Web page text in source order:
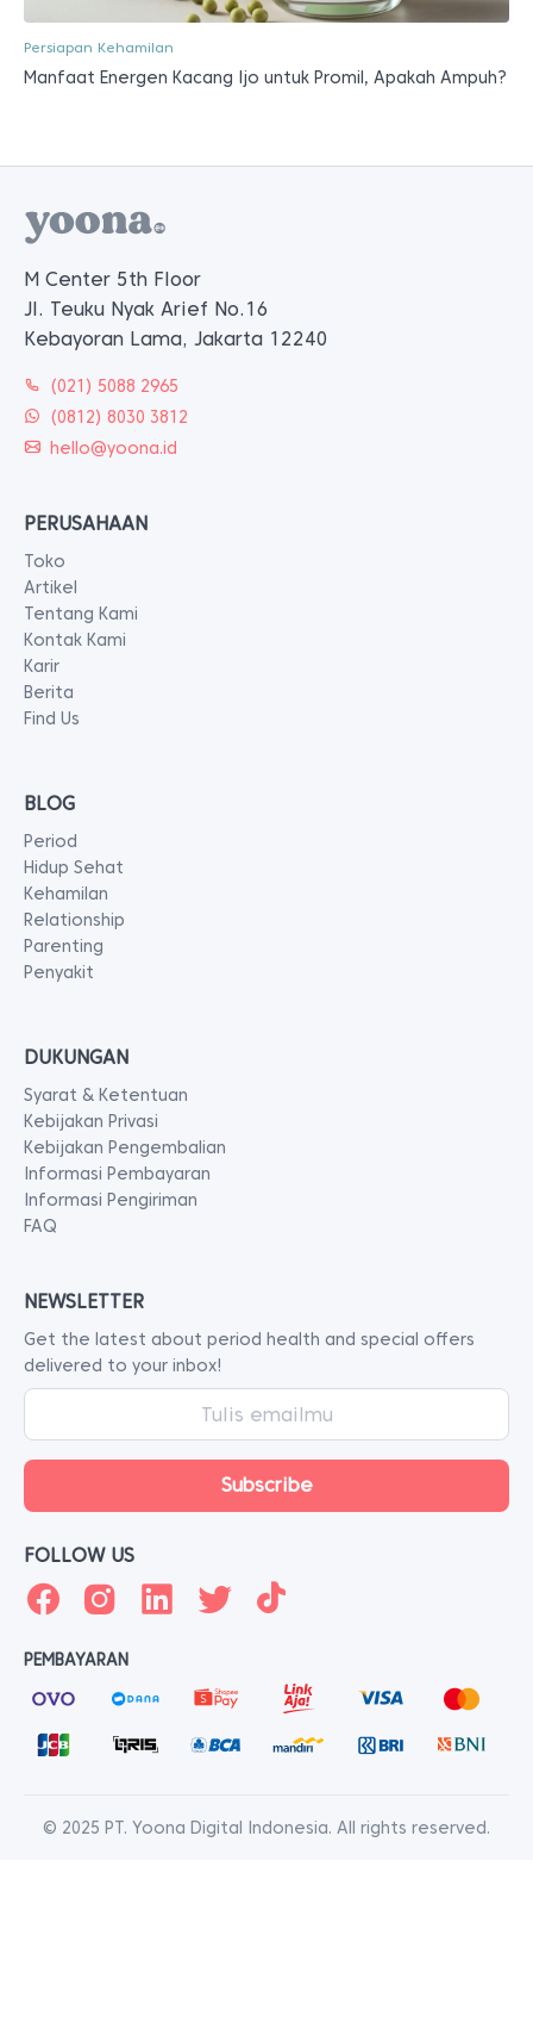
Persiapan Kehamilan
Manfaat Energen Kacang Ijo untuk Promil, Apakah Ampuh?
M Center 5th Floor
Jl. Teuku Nyak Arief No.16
Kebayoran Lama, Jakarta 12240
(021) 5088 2965
(0812) 8030 3812
hello@yoona.id
PERUSAHAAN
Toko
Artikel
Tentang Kami
Kontak Kami
Karir
Berita
Find Us
BLOG
Period
Hidup Sehat
Kehamilan
Relationship
Parenting
Penyakit
DUKUNGAN
Syarat & Ketentuan
Kebijakan Privasi
Kebijakan Pengembalian
Informasi Pembayaran
Informasi Pengiriman
FAQ
NEWSLETTER
Get the latest about period health and special offers
delivered to your inbox!
FOLLOW US
PEMBAYARAN
© 2025 PT. Yoona Digital Indonesia. All rights reserved.